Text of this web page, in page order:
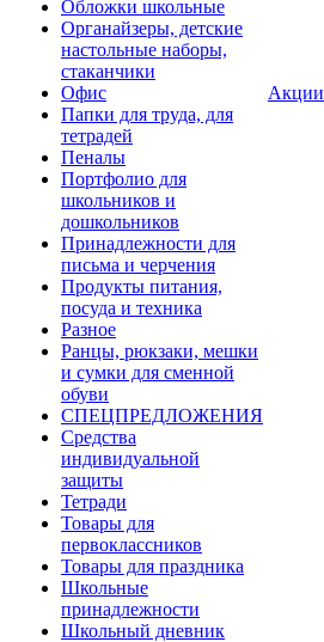
Обложки школьные
Органайзеры, детские
настольные наборы,
стаканчики
Офис
Папки для труда, для
тетрадей
Пеналы
Портфолио для
школьников и
дошкольников
Принадлежности для
письма и черчения
Продукты питания,
посуда и техника
Разное
Ранцы, рюкзаки, мешки
и сумки для сменной
обуви
СПЕЦПРЕДЛОЖЕНИЯ
Средства
индивидуальной
защиты
Тетради
Товары для
первоклассников
Товары для праздника
Школьные
принадлежности
Школьный дневник
Акции